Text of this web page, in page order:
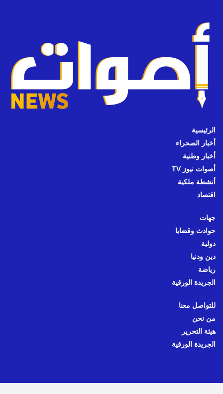
الرئيسية
أخبار الصحراء
أخبار وطنية
أصوات نيوز TV
أنشطة ملكية
اقتصاد
جهات
حوادث وقضايا
دولية
دين ودنيا
رياضة
الجريدة الورقية
للتواصل معنا
من نحن
هيئة التحرير
الجريدة الورقية